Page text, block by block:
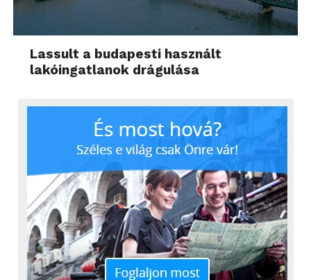
Lassult a budapesti használt
lakóingatlanok drágulása